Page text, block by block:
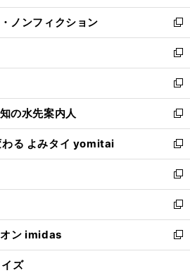
開
く
ウ
で
開
く
ン
ド
ウ
で
開
く
ウ
ィ
ン
ド
ウ
で
開
く
ノンフィクション
新
し
い
ウ
ィ
ン
ド
ウ
で
開
く
新
し
い
ウ
ィ
ン
ド
ウ
で
開
く
新
し
い
ウ
ィ
ン
ド
ウ
で
開
く
の水先案内人
新
し
い
ウ
ィ
ン
ド
ウ
で
開
る よみタイ yomitai
新
し
い
ウ
ィ
ン
ド
ウ
新
し
い
ウ
ィ
ン
新
し
い
ウ
ン imidas
新
し
ズ